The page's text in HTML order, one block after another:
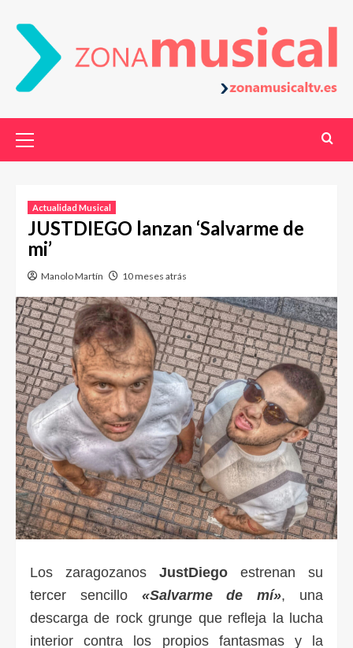
Actualidad Musical
JUSTDIEGO lanzan ‘Salvarme de
mi’
Manolo Martín 10 meses atrás
Los zaragozanos JustDiego estrenan su
tercer sencillo
«Salvarme de mí», una
descarga de rock grunge que refleja la lucha
interior contra los propios fantasmas y la